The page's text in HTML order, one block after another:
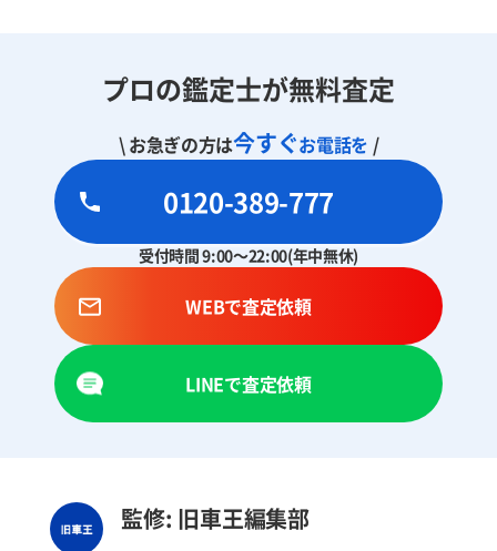
プロの鑑定士が無料査定
\ お急ぎの方は今すぐお電話を /
0120-389-777
受付時間 9:00～22:00(年中無休)
WEBで査定依頼
LINEで査定依頼
監修: 旧車王編集部